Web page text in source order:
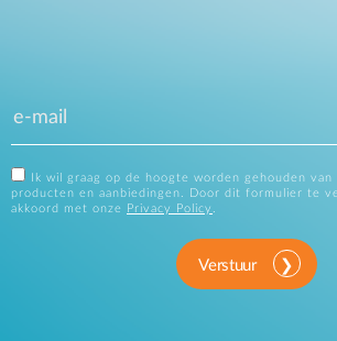
Ik wil graag op de hoogte worden gehouden
producten en aanbiedingen. Door dit formulier te
akkoord met onze
Privacy Policy .
Verstuur